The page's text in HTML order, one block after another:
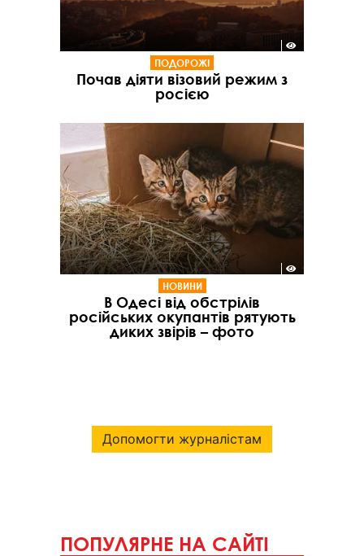
ПОДОРОЖІ
Почав діяти візовий режим з
росією
НОВИНИ
В Одесі від обстрілів
російських окупантів рятують
диких звірів – фото
Допомогти журналістам
ПОПУЛЯРНЕ НА САЙТІ